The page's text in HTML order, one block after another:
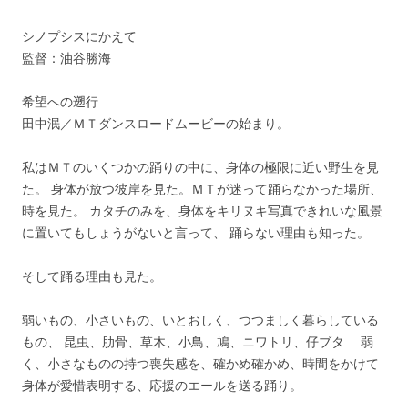
シノプシスにかえて
監督：油谷勝海
希望への遡行
田中泯／ＭＴダンスロードムービーの始まり。
私はＭＴのいくつかの踊りの中に、身体の極限に近い野生を見
た。 身体が放つ彼岸を見た。ＭＴが迷って踊らなかった場所、
時を見た。 カタチのみを、身体をキリヌキ写真できれいな風景
に置いてもしょうがないと言って、 踊らない理由も知った。
そして踊る理由も見た。
弱いもの、小さいもの、いとおしく、つつましく暮らしている
もの、 昆虫、肋骨、草木、小鳥、鳩、ニワトリ、仔ブタ… 弱
く、小さなものの持つ喪失感を、確かめ確かめ、時間をかけて
身体が愛惜表明する、応援のエールを送る踊り。